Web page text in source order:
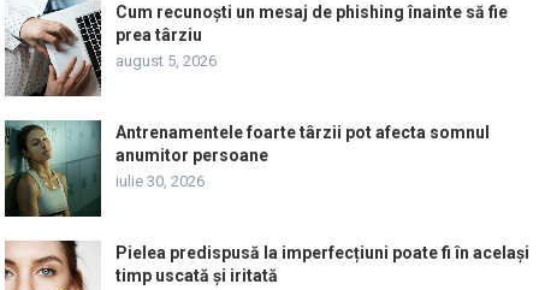
Cum recunoști un mesaj de phishing înainte să fie
prea târziu
august 5, 2026
Antrenamentele foarte târzii pot afecta somnul
anumitor persoane
iulie 30, 2026
Pielea predispusă la imperfecțiuni poate fi în același
timp uscată și iritată